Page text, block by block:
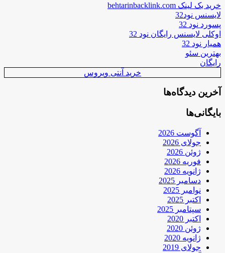
خرید بک لینک behtarinbacklink.com
لایسنس نود32
پسورد نود 32
اوکلی لایسنس رایگان نود 32
همیار نود 32
بهترین سئو
رایگان
خرید آنتی ویروس
آخرین دیدگاه‌ها
بایگانی‌ها
آگوست 2026
جولای 2026
ژوئن 2026
فوریه 2026
ژانویه 2026
دسامبر 2025
نوامبر 2025
اکتبر 2025
سپتامبر 2025
اکتبر 2020
ژوئن 2020
ژانویه 2020
جولای 2019